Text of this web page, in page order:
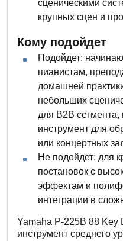
сценическими
крупных сцен и
Кому подойдет
Подойдет:
пианистам,
домашней
небольших
для B2B сегмента,
инструмент для
или концертных
Не подойдет: для
постановок с
эффектам и
интеграции в
Yamaha P-225B 88
инструмент среднего